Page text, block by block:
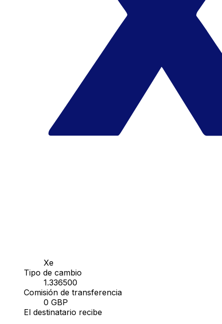
Xe
Tipo de cambio
1.336500
Comisión de transferencia
0 GBP
El destinatario recibe